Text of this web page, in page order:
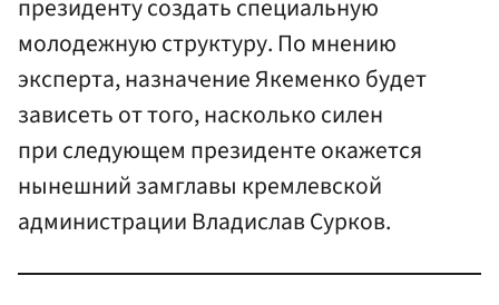
президенту создать специальную
молодежную структуру. По мнению
эксперта, назначение Якеменко будет
зависеть от того, насколько силен
при следующем президенте окажется
нынешний замглавы кремлевской
администрации Владислав Сурков.